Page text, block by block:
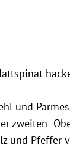
und
zweiten
und Pfeffer